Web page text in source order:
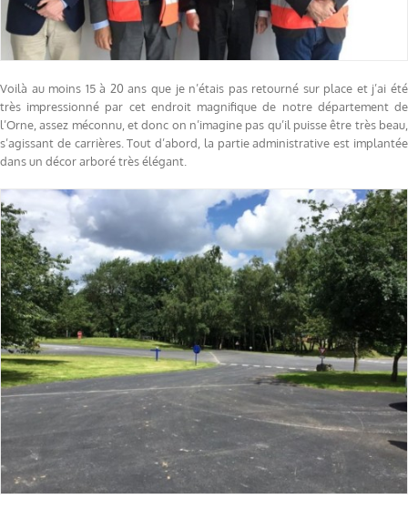
Voilà au moins 15 à 20 ans que je n’étais pas retourné sur place et j’ai été
très impressionné par cet endroit magnifique de notre département de
l’Orne, assez méconnu, et donc on n’imagine pas qu’il puisse être très beau,
s’agissant de carrières. Tout d’abord, la partie administrative est implantée
dans un décor arboré très élégant.